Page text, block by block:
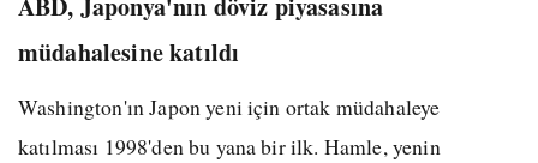
ABD, Japonya'nın döviz piyasasına
müdahalesine katıldı
Washington'ın Japon yeni için ortak müdahaleye
katılması 1998'den bu yana bir ilk. Hamle, yenin